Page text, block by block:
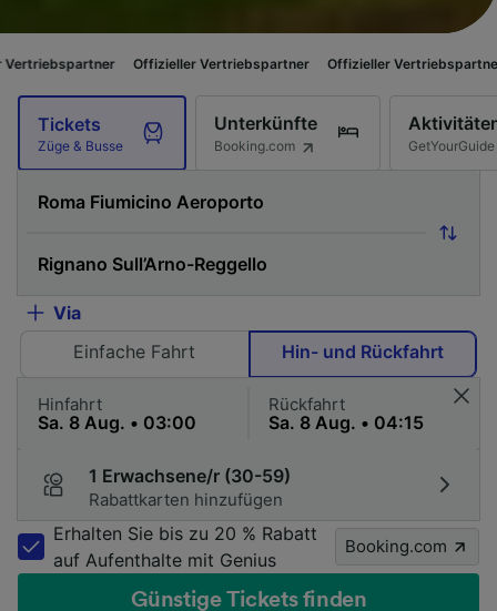
Offizieller Vertriebspartner Offizieller Vertriebspartner
Tickets
Züge & Busse
Unterkünfte
Booking.com GetYourGuide
Via
Einfache Fahrt
Hin- und Rückfahrt
Hinfahrt Rückfahrt
1 Erwachsene/r (30-59)
Rabattkarten hinzufügen
Erhalten Sie bis zu 20 % Rabatt
auf Aufenthalte mit Genius
Booking.com
Günstige Tickets finden